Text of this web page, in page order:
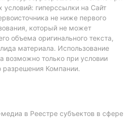
гиперссылки на Сайт
не ниже первого
который не может
объема оригинального текста,
материала. Использование
возможно только при условии
разрешения Компании.
в Реестре субъектов в сфере